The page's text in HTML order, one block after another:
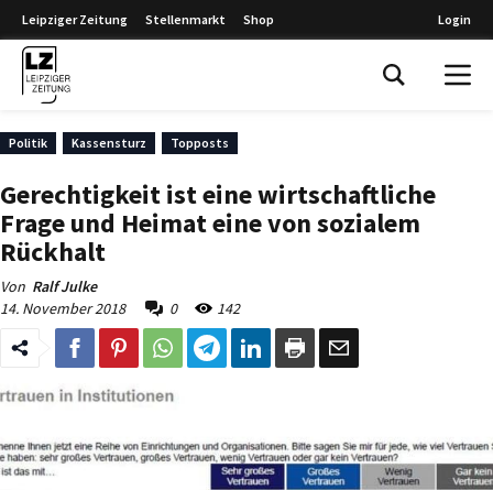
Leipziger Zeitung Stellenmarkt Shop Login
Politik Kassensturz Topposts
Gerechtigkeit ist eine wirtschaftliche
Frage und Heimat eine von sozialem
Rückhalt
Von Ralf Julke
14. November 2018
0 142